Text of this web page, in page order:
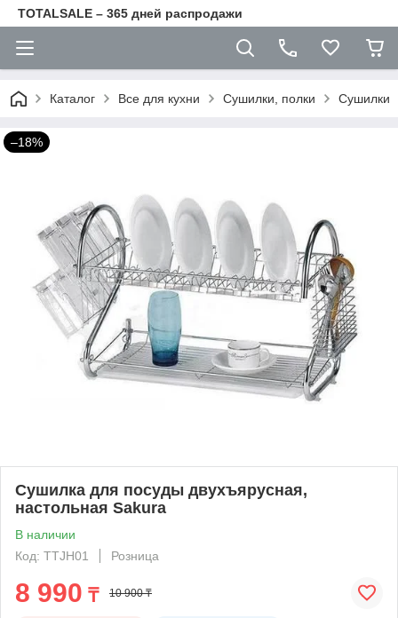
TOTALSALE – 365 дней распродажи
Каталог Все для кухни Сушилки, полки Сушилки
–18%
Сушилка для посуды двухъярусная,
настольная Sakura
В наличии
Код: TTJH01
Розница
8 990 ₸ 10 900 ₸